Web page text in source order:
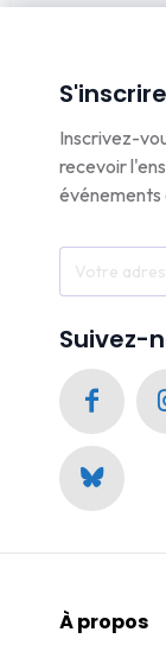
Inscrivez-
recevoir
événements
Suivez-
À propos